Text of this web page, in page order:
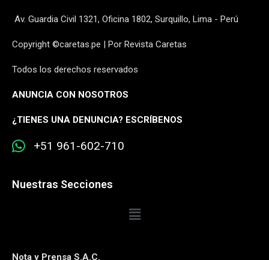
Av. Guardia Civil 1321, Oficina 1802, Surquillo, Lima - Perú
Copyright ©caretas.pe | Por Revista Caretas
Todos los derechos reservados
ANUNCIA CON NOSOTROS
¿TIENES UNA DENUNCIA? ESCRÍBENOS
+51 961-602-710
Nuestras Secciones
Nota y Prensa S.A.C.